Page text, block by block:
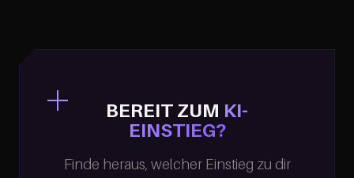
BEREIT ZUM KI-
EINSTIEG?
Finde heraus, welcher Einstieg zu dir